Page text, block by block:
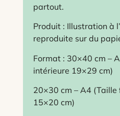
partout.
Produit : Illustration à
reproduite sur du
Format : 30×40 cm –
intérieure 19×29 cm)
20×30 cm – A4
15×20 cm)